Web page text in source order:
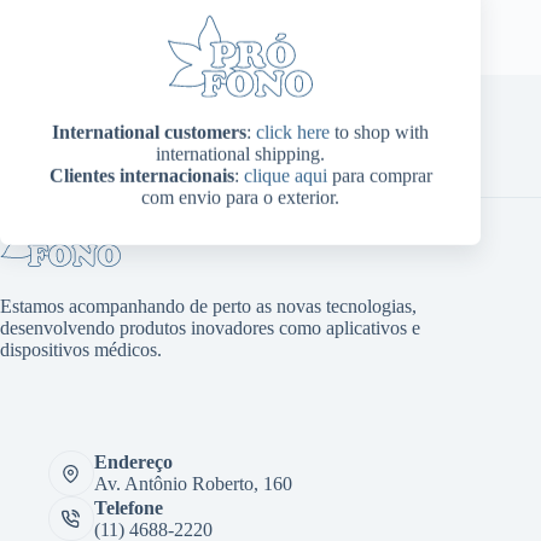
International customers: click here to shop with
international shipping.
Clientes internacionais: clique aqui para comprar
com envio para o exterior.
Home Sobre Nós Produtos
Minha conta
Estamos acompanhando de perto as novas tecnologias,
desenvolvendo produtos inovadores como aplicativos e
dispositivos médicos.
Endereço
Av. Antônio Roberto, 160
Telefone
(11) 4688-2220